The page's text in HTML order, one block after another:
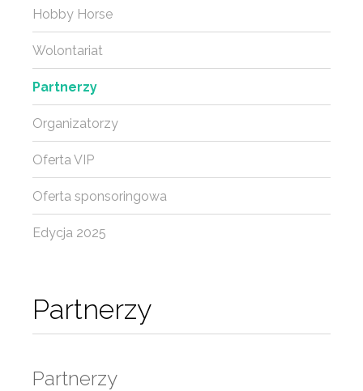
Partnerzy
Partnerzy
Hobby Horse
Wolontariat
Partnerzy
Organizatorzy
Oferta VIP
Oferta sponsoringowa
Edycja 2025